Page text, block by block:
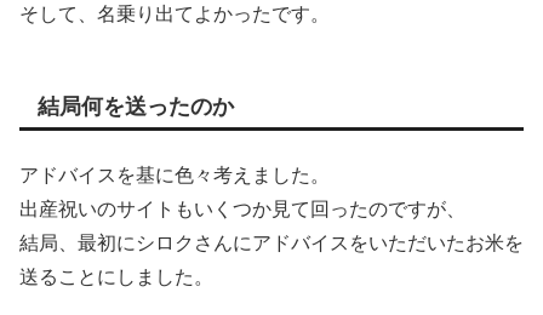
そして、名乗り出てよかったです。
結局何を送ったのか
アドバイスを基に色々考えました。
出産祝いのサイトもいくつか見て回ったのですが、
結局、最初にシロクさんにアドバイスをいただいたお米を
送ることにしました。